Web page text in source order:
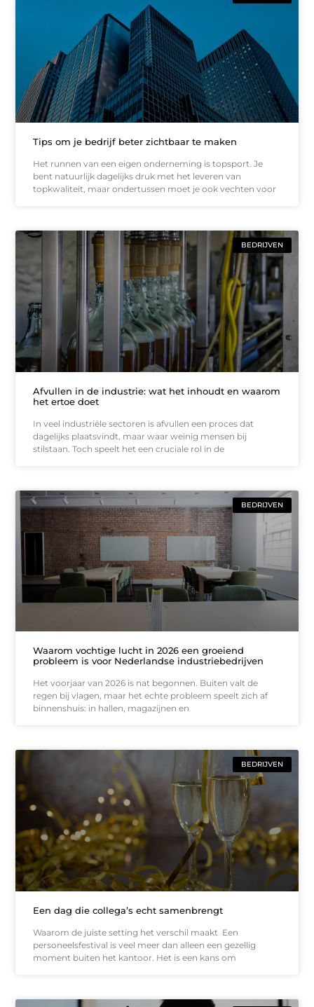
Tips om je bedrijf beter zichtbaar te maken
Het runnen van een eigen onderneming is topsport. Je
bent natuurlijk dagelijks druk met het leveren van
topkwaliteit, maar ondertussen moet je ook vechten voor
BEDRIJVEN
Afvullen in de industrie: wat het inhoudt en waarom
het ertoe doet
In veel industriële sectoren is afvullen een proces dat
dagelijks plaatsvindt, maar waar weinig mensen bij
stilstaan. Toch speelt het een cruciale rol in de
BEDRIJVEN
Waarom vochtige lucht in 2026 een groeiend
probleem is voor Nederlandse industriebedrijven
Het voorjaar van 2026 is nat begonnen. Buiten valt de
regen bij vlagen, maar het echte probleem speelt zich af
binnenshuis: in hallen, magazijnen en
BEDRIJVEN
Een dag die collega’s echt samenbrengt
Waarom de juiste setting het verschil maakt Een
personeelsfestival is veel meer dan alleen een gezellig
moment buiten het kantoor. Het is een kans om